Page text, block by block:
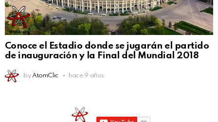
Conoce el Estadio donde se jugarán el partido
de inauguración y la Final del Mundial 2018
by AtomClic hace 9 años